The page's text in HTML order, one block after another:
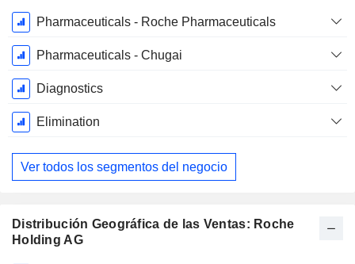
Período
fiscal:
Diciembre
Pharmaceuticals - Roche Pharmaceuticals
Pharmaceuticals - Chugai
Diagnostics
Elimination
Ver todos los segmentos del negocio
Distribución Geográfica de las Ventas: Roche
Holding AG